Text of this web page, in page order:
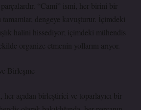
“Cami” ismi, her birini bir
tamamlar, dengeye kavuşturur. İçimdeki
halini hissediyor; içimdeki mühendis
organize etmenin yollarını arıyor.
Birleşme
her açıdan birleştirici ve toparlayıcı bir